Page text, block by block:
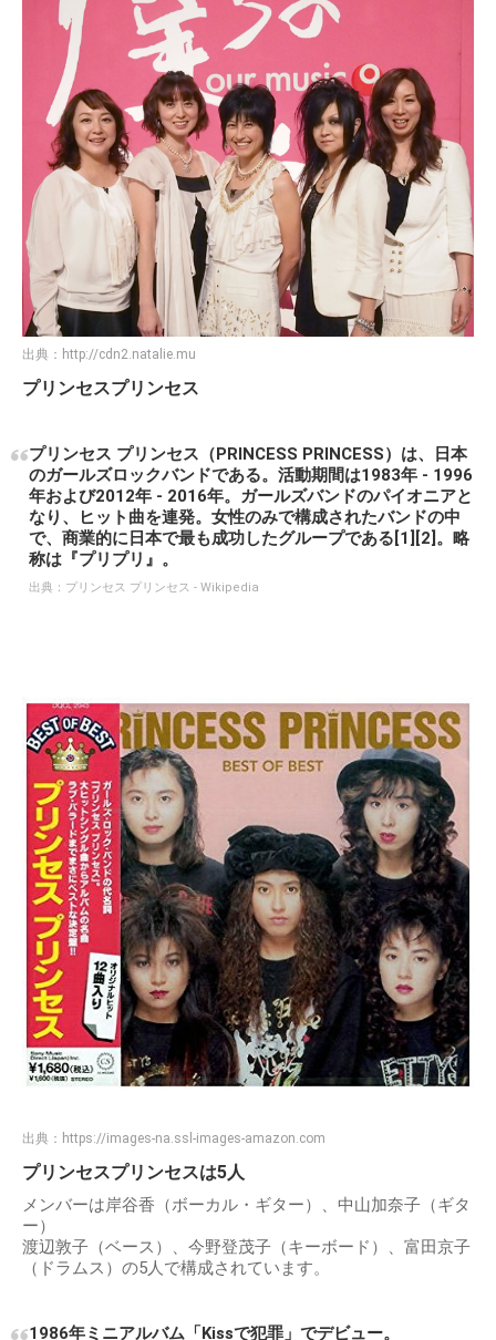
出典： http://cdn2.natalie.mu
プリンセスプリンセス
プリンセス プリンセス（PRINCESS PRINCESS）は、日本
のガールズロックバンドである。活動期間は1983年 - 1996
年および2012年 - 2016年。ガールズバンドのパイオニアと
なり、ヒット曲を連発。女性のみで構成されたバンドの中
で、商業的に日本で最も成功したグループである[1][2]。略
称は『プリプリ』。
出典： プリンセス プリンセス - Wikipedia
出典： https://images-na.ssl-images-amazon.com
プリンセスプリンセスは5人
メンバーは岸谷香（ボーカル・ギター）、中山加奈子（ギタ
ー）
渡辺敦子（ベース）、今野登茂子（キーボード）、富田京子
（ドラムス）の5人で構成されています。
1986年ミニアルバム「Kissで犯罪」でデビュー。